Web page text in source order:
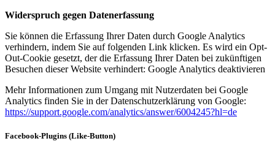
Widerspruch gegen Datenerfassung
Sie können die Erfassung Ihrer Daten durch Google Analytics
verhindern, indem Sie auf folgenden Link klicken. Es wird ein Opt-
Out-Cookie gesetzt, der die Erfassung Ihrer Daten bei zukünftigen
Besuchen dieser Website verhindert: Google Analytics deaktivieren
Mehr Informationen zum Umgang mit Nutzerdaten bei Google
Analytics finden Sie in der Datenschutzerklärung von Google:
https://support.google.com/analytics/answer/6004245?hl=de
Facebook-Plugins (Like-Button)